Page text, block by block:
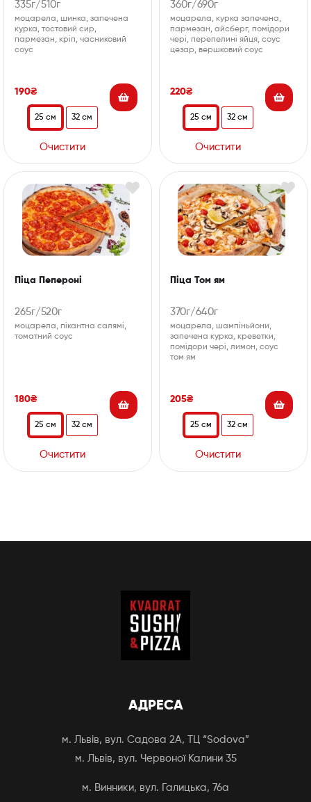
335г/510г
моцарела, шинка, запечена
курка, тостовий сир,
пармезан, кріп, часниковий
соус
190₴
25 см 32 см
Очистити
360г/690г
моцарела, курка запечена,
пармезан, айсберг, помідори
чері, перепелині яйця, соус
цезар, вершковий соус
220₴
25 см 32 см
Очистити
Піца Пепероні
265г/520г
моцарела, пікантна салямі,
томатний соус
180₴
25 см 32 см
Очистити
Піца Том ям
370г/640г
моцарела, шампіньйони,
запечена курка, креветки,
помідори чері, лимон, соус
том ям
205₴
25 см 32 см
Очистити
АДРЕСА
м. Львів, вул. Садова 2А, ТЦ “Sodova”
м. Львів, вул. Червоної Калини 35
м. Винники, вул. Галицька, 76а